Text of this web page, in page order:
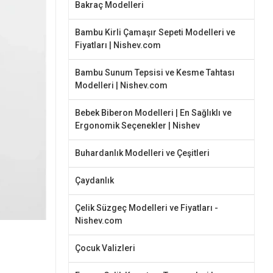
Bakraç Modelleri
Bambu Kirli Çamaşır Sepeti Modelleri ve
Fiyatları | Nishev.com
Bambu Sunum Tepsisi ve Kesme Tahtası
Modelleri | Nishev.com
Bebek Biberon Modelleri | En Sağlıklı ve
Ergonomik Seçenekler | Nishev
Buhardanlık Modelleri ve Çeşitleri
Çaydanlık
Çelik Süzgeç Modelleri ve Fiyatları -
Nishev.com
Çocuk Valizleri